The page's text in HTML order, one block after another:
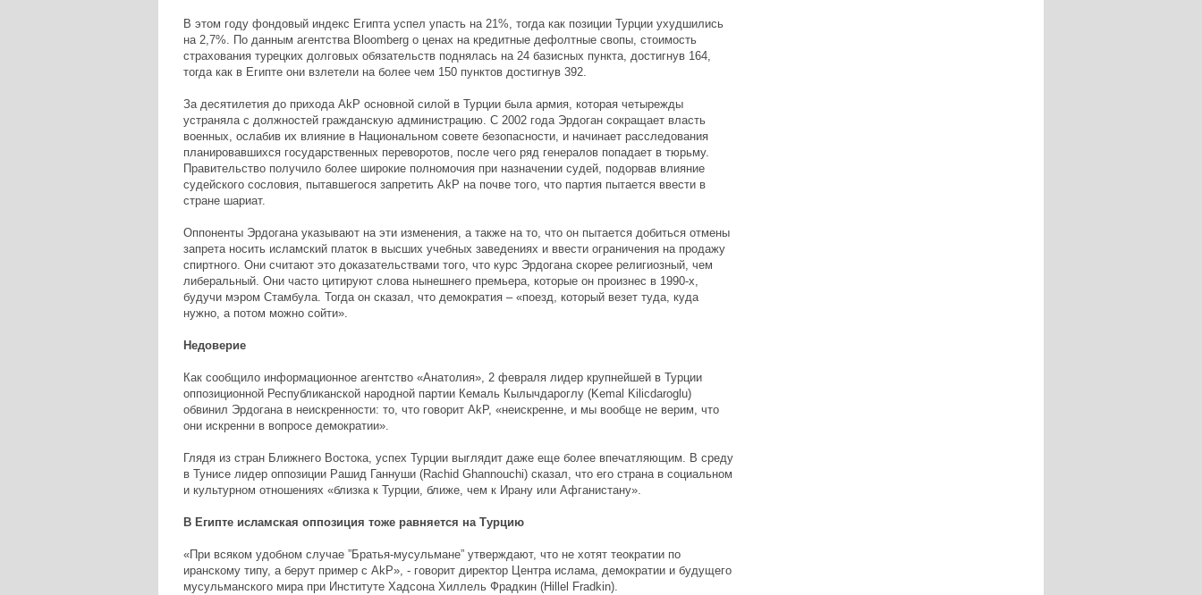
В этом году фондовый индекс Египта успел упасть на 21%, тогда как позиции Турции ухудшились
на 2,7%. По данным агентства Bloomberg о ценах на кредитные дефолтные свопы, стоимость
страхования турецких долговых обязательств поднялась на 24 базисных пункта, достигнув 164,
тогда как в Египте они взлетели на более чем 150 пунктов достигнув 392.
За десятилетия до прихода AkP основной силой в Турции была армия, которая четырежды
устраняла с должностей гражданскую администрацию. С 2002 года Эрдоган сокращает власть
военных, ослабив их влияние в Национальном совете безопасности, и начинает расследования
планировавшихся государственных переворотов, после чего ряд генералов попадает в тюрьму.
Правительство получило более широкие полномочия при назначении судей, подорвав влияние
судейского сословия, пытавшегося запретить AkP на почве того, что партия пытается ввести в
стране шариат.
Оппоненты Эрдогана указывают на эти изменения, а также на то, что он пытается добиться отмены
запрета носить исламский платок в высших учебных заведениях и ввести ограничения на продажу
спиртного. Они считают это доказательствами того, что курс Эрдогана скорее религиозный, чем
либеральный. Они часто цитируют слова нынешнего премьера, которые он произнес в 1990-х,
будучи мэром Стамбула. Тогда он сказал, что демократия – «поезд, который везет туда, куда
нужно, а потом можно сойти».
Недоверие
Как сообщило информационное агентство «Анатолия», 2 февраля лидер крупнейшей в Турции
оппозиционной Республиканской народной партии Кемаль Кылычдароглу (Kemal Kilicdaroglu)
обвинил Эрдогана в неискренности: то, что говорит AkP, «неискренне, и мы вообще не верим, что
они искренни в вопросе демократии».
Глядя из стран Ближнего Востока, успех Турции выглядит даже еще более впечатляющим. В среду
в Тунисе лидер оппозиции Рашид Ганнуши (Rachid Ghannouchi) сказал, что его страна в социальном
и культурном отношениях «близка к Турции, ближе, чем к Ирану или Афганистану».
В Египте исламская оппозиция тоже равняется на Турцию
«При всяком удобном случае ”Братья-мусульмане” утверждают, что не хотят теократии по
иранскому типу, а берут пример с AkP», - говорит директор Центра ислама, демократии и будущего
мусульманского мира при Институте Хадсона Хиллель Фрадкин (Hillel Fradkin).